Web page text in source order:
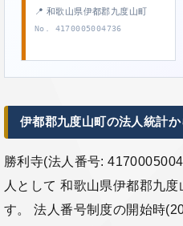
📍 和歌山県伊都郡九度山町
No. 4170005004736
伊都郡九度山町の法人統計
勝利寺(法人番号:
人として 和歌山県伊都郡九
す。 法人番号制度の開始時